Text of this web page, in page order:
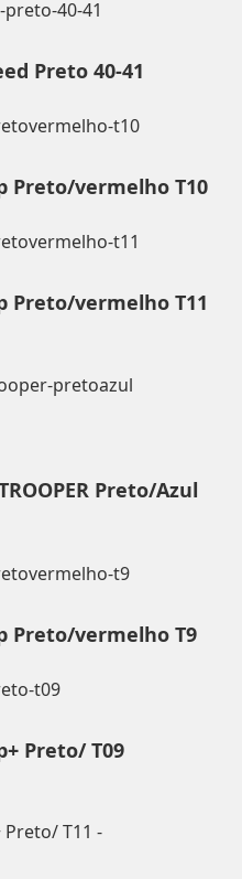
Preto 40-41
Preto/vermelho T10
Preto/vermelho T11
Preto/Azul
Preto/vermelho T9
Preto/ T09